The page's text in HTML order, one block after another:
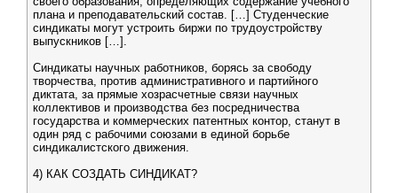
плана и преподавательский состав. […] Студенческие
синдикаты могут устроить биржи по трудоустройству
выпускников […].
Синдикаты научных работников, борясь за свободу
творчества, против административного и партийного
диктата, за прямые хозрасчетные связи научных
коллективов и производства без посредничества
государства и коммерческих патентных контор, станут в
один ряд с рабочими союзами в единой борьбе
синдикалистского движения.
4) КАК СОЗДАТЬ СИНДИКАТ?